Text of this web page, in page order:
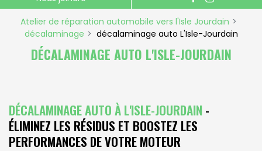
Atelier de réparation automobile vers l'Isle Jourdain
décalaminage
décalaminage auto L'Isle-Jourdain
DÉCALAMINAGE AUTO L'ISLE-JOURDAIN
DÉCALAMINAGE AUTO À L'ISLE-JOURDAIN -
ÉLIMINEZ LES RÉSIDUS ET BOOSTEZ LES
PERFORMANCES DE VOTRE MOTEUR